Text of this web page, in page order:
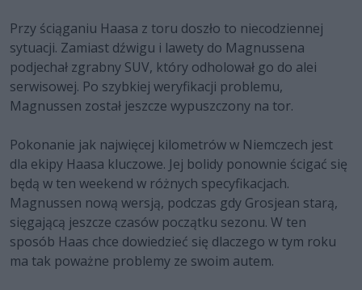
Przy ściąganiu Haasa z toru doszło to niecodziennej
sytuacji. Zamiast dźwigu i lawety do Magnussena
podjechał zgrabny SUV, który odholował go do alei
serwisowej. Po szybkiej weryfikacji problemu,
Magnussen został jeszcze wypuszczony na tor.
Pokonanie jak najwięcej kilometrów w Niemczech jest
dla ekipy Haasa kluczowe. Jej bolidy ponownie ścigać się
będą w ten weekend w różnych specyfikacjach.
Magnussen nową wersją, podczas gdy Grosjean starą,
sięgającą jeszcze czasów początku sezonu. W ten
sposób Haas chce dowiedzieć się dlaczego w tym roku
ma tak poważne problemy ze swoim autem.